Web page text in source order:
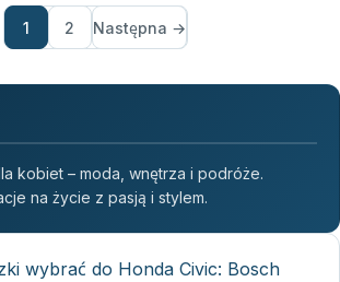
1 2 Następna →
kobiet – moda, wnętrza i podróże.
na życie z pasją i stylem.
wybrać do Honda Civic: Bosch